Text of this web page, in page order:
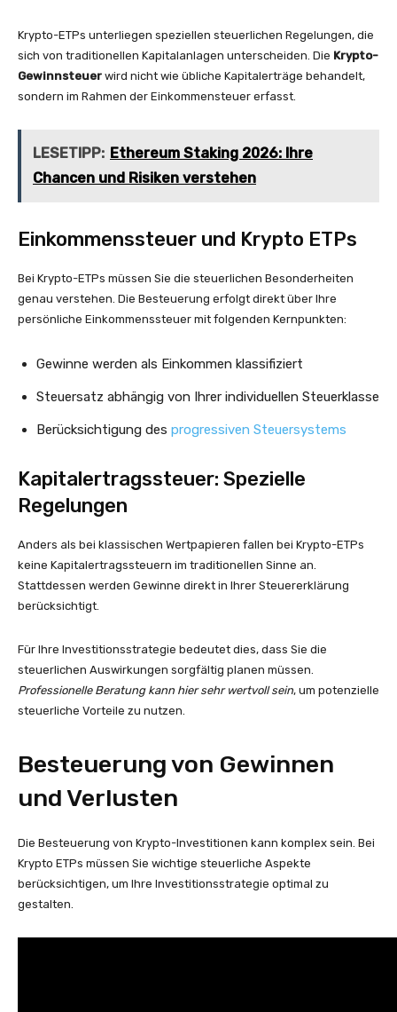
Krypto-ETPs unterliegen speziellen steuerlichen Regelungen, die
sich von traditionellen Kapitalanlagen unterscheiden. Die Krypto-
Gewinnsteuer wird nicht wie übliche Kapitalerträge behandelt,
sondern im Rahmen der Einkommensteuer erfasst.
LESETIPP: Ethereum Staking 2026: Ihre
Chancen und Risiken verstehen
Einkommenssteuer und Krypto ETPs
Bei Krypto-ETPs müssen Sie die steuerlichen Besonderheiten
genau verstehen. Die Besteuerung erfolgt direkt über Ihre
persönliche Einkommenssteuer mit folgenden Kernpunkten:
Gewinne werden als Einkommen klassifiziert
Steuersatz abhängig von Ihrer individuellen Steuerklasse
Berücksichtigung des progressiven Steuersystems
Kapitalertragssteuer: Spezielle
Regelungen
Anders als bei klassischen Wertpapieren fallen bei Krypto-ETPs
keine Kapitalertragssteuern im traditionellen Sinne an.
Stattdessen werden Gewinne direkt in Ihrer Steuererklärung
berücksichtigt.
Für Ihre Investitionsstrategie bedeutet dies, dass Sie die
steuerlichen Auswirkungen sorgfältig planen müssen.
Professionelle Beratung kann hier sehr wertvoll sein, um potenzielle
steuerliche Vorteile zu nutzen.
Besteuerung von Gewinnen
und Verlusten
Die Besteuerung von Krypto-Investitionen kann komplex sein. Bei
Krypto ETPs müssen Sie wichtige steuerliche Aspekte
berücksichtigen, um Ihre Investitionsstrategie optimal zu
gestalten.